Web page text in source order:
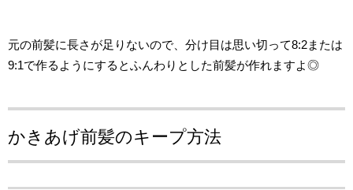
元の前髪に長さが足りないので、分け目は思い切って8:2または
9:1で作るようにするとふんわりとした前髪が作れますよ◎
かきあげ前髪のキープ方法